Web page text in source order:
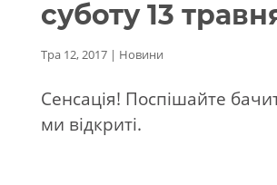
суботу 13
Тра 12, 2017| Новини
Сенсація! Поспішайте
ми відкриті.